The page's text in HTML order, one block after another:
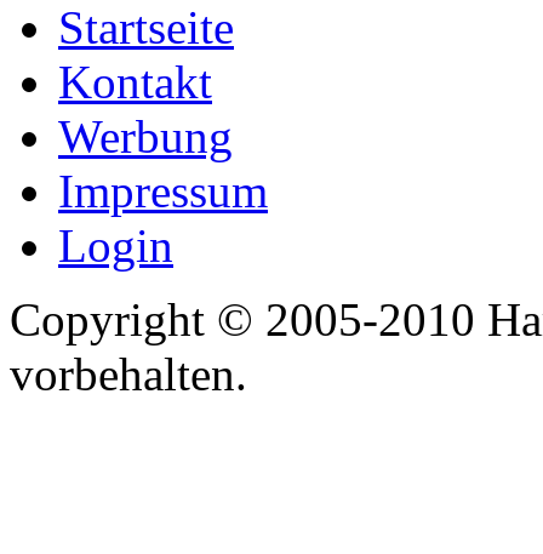
Startseite
Kontakt
Werbung
Impressum
Login
Copyright © 2005-2010
vorbehalten.